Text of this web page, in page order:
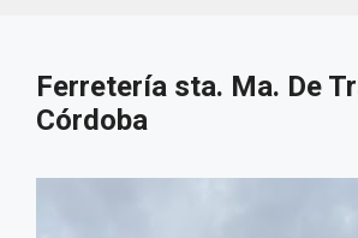
Ferretería sta. Ma. De
Córdoba